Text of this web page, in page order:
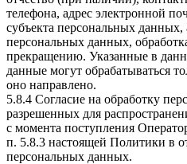
телефона, адрес электронной
субъекта персональных данных,
персональных данных,
прекращению. Указанные в
данные могут обрабатываться
оно направлено.
5.8.4 Согласие на обработку
разрешенных для
с момента поступления
п. 5.8.3 настоящей Политики в
персональных данных.